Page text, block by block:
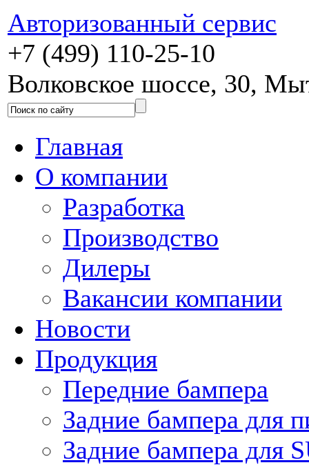
Авторизованный сервис
+7 (499) 110-25-10
Волковское шоссе, 30,
Главная
О компании
Разработка
Производство
Дилеры
Вакансии компании
Новости
Продукция
Передние бампера
Задние бампера для
Задние бампера для